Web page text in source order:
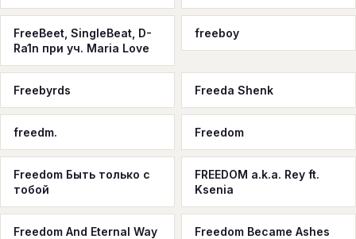
FreeBeet, SingleBeat, D-
Ra1n при уч. Maria Love
freeboy
Freebyrds Freeda Shenk
freedm. Freedom
Freedom Быть только с
тобой
FREEDOM a.k.a. Rey ft.
Ksenia
Freedom And Eternal Way Freedom Became Ashes